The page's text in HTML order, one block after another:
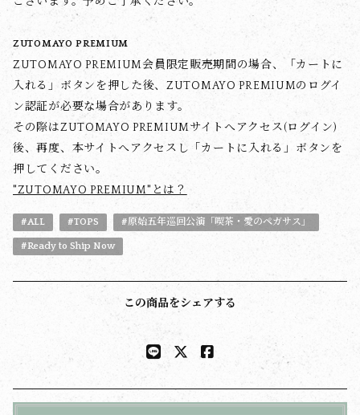
ZUTOMAYO PREMIUM
ZUTOMAYO PREMIUM会員限定販売期間の場合、「カートに
入れる」ボタンを押した後、ZUTOMAYO PREMIUMのログイ
ン認証が必要な場合があります。
その際はZUTOMAYO PREMIUMサイトへアクセス(ログイン)
後、再度、本サイトへアクセスし「カートに入れる」ボタンを
押してください。
"ZUTOMAYO PREMIUM"とは？
#ALL #TOPS #原始五年巡回公演「喫茶・愛のペガサス」
#Ready to Ship Now
この商品をシェアする